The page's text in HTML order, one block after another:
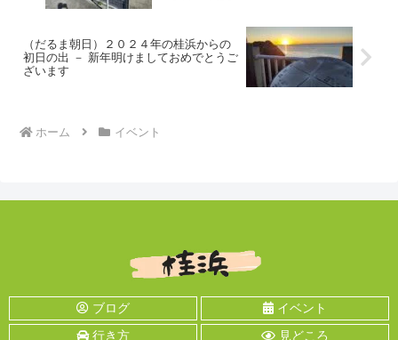
（だるま朝日）２０２４年の桂浜からの
初日の出 － 新年明けましておめでとうご
ざいます
ホーム イベント
ブログ
イベント
行き方
見どころ